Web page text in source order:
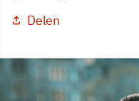
Delen